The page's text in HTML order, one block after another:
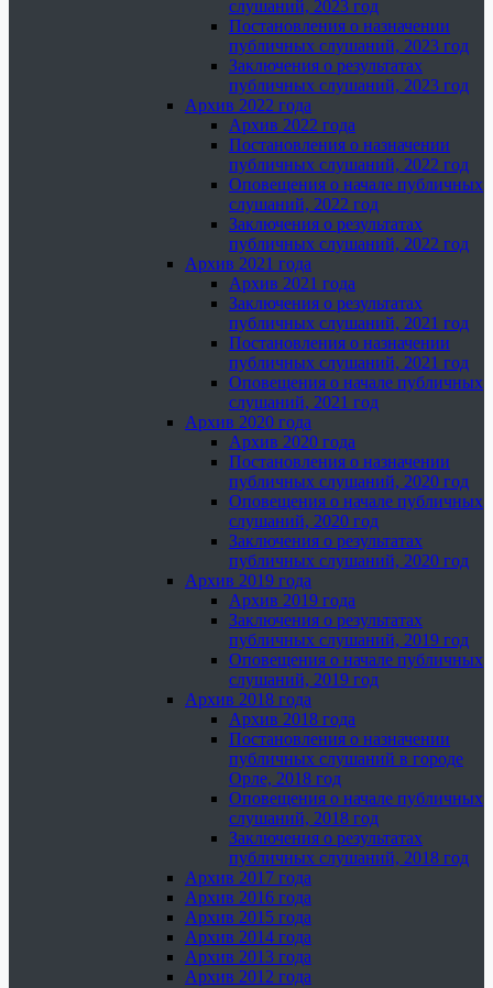
слушаний, 2023 год
Постановления о назначении
публичных слушаний, 2023 год
Заключения о результатах
публичных слушаний, 2023 год
Архив 2022 года
Архив 2022 года
Постановления о назначении
публичных слушаний, 2022 год
Оповещения о начале публичных
слушаний, 2022 год
Заключения о результатах
публичных слушаний, 2022 год
Архив 2021 года
Архив 2021 года
Заключения о результатах
публичных слушаний, 2021 год
Постановления о назначении
публичных слушаний, 2021 год
Оповещения о начале публичных
слушаний, 2021 год
Архив 2020 года
Архив 2020 года
Постановления о назначении
публичных слушаний, 2020 год
Оповещения о начале публичных
слушаний, 2020 год
Заключения о результатах
публичных слушаний, 2020 год
Архив 2019 года
Архив 2019 года
Заключения о результатах
публичных слушаний, 2019 год
Оповещения о начале публичных
слушаний, 2019 год
Архив 2018 года
Архив 2018 года
Постановления о назначении
публичных слушаний в городе
Орле, 2018 год
Оповещения о начале публичных
слушаний, 2018 год
Заключения о результатах
публичных слушаний, 2018 год
Архив 2017 года
Архив 2016 года
Архив 2015 года
Архив 2014 года
Архив 2013 года
Архив 2012 года